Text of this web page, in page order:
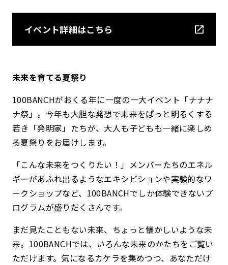
イベント詳細はこちら
未来を育てる夏祭り
100BANCHがおくる年に一度の一大イベント「ナナナ
ナ祭」。今年も大胆な発想で未来をぱっと明るくする
若き「発明家」たちが、大人も子どもも一緒に楽しめ
る夏祭りをお届けします。
「こんな未来をつくりたい！」――メンバーたちのエネル
ギーがあふれ出るようなエキシビションや実験的なワ
ークショップなど、100BANCHでしか体験できないプ
ログラムが盛りだくさんです。
まだ見たこともない未来、ちょっと懐かしいような未
来。100BANCHでは、いろんな未来のかたちをご覧い
ただけます。気になるカケラを集めつつ、あなただけ